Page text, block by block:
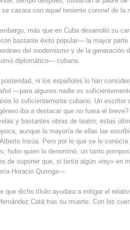
casara con aquel teniente coronel de la
más que en Cuba desarrolló su
bastante éxito popular— la mayor parte
del modernismo y de la generación
diplomático— cubano.
ni los españoles lo han
—para algunos nadie es
lo suficientemente cubano. Un escritor
iba a destacar que no fuera el
y bastantes obras de teatro; estas
aunque la mayoría de ellas las
Insúa. Pero por lo que se le conocía
hubo quien lo denominó, un tanto
de suponer que, si tenía algún «rey» en
Horacio Quiroga—.
que dicho título ayudara a mitigar el
Catá tras su muerte. Con los